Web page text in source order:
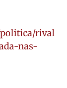
rival
nas-